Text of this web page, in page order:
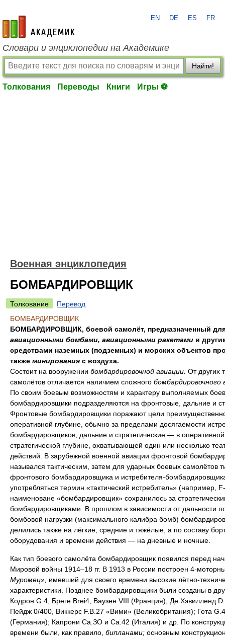
academic.ru
EN DE ES FR
Словари и энциклопедии на Академике
Найти!
Толкования Переводы Книги Игры ⚽
Военная энциклопедия
БОМБАРДИРОВЩИК
Толкование
Перевод
БОМБАРДИРОВЩИК
БОМБАРДИРОВЩИК, боевой самолёт, предназначенный
авиационными бомбами, авиационными ракетами и
средствами наземных (подземных) и морских объектов
также минирования с воздуха.
Состоит на вооружении бомбардировочной авиации. От других
самолётов отличается наличием сложного бомбардировочного
По своим боевым возможностям и характеру выполняемых
бомбардировщики подразделяются на фронтовые, дальние и
Фронтовые бомбардировщики поражают цели
оперативной глубине, обычно за пределами досягаемости
бомбардировщиков, дальние и стратегические — в
стратегической глубине, охватывающей один или несколько
действий. В зарубежной военной авиации фронтовой
назывался тактическим, затем для ударных боевых самолётов
фронтового бомбардировщика и истребителя-
употребляться термин «тактический истребитель» (например,
наименоване «бомбардировщик» сохранилось за
бомбардировщиками. В прошлом в зависимости от дальности
бомбовой нагрузки (максимального калибра бомб)
делились также на лёгкие, средние и тяжёлые, а по составу
оборудования и времени действия — на дневные и ночные.
Как тип боевого самолёта бомбардировщик появился перед
Мировой войны 1914–18 гг. В 1913 в России построен 4-
Муромец», имевший для своего времени высокие лётно-
характеристики. Позднее бомбардировщики были созданы в
Кодрон G.4, Бреге Brei4, Ваузен VIII (Франция); Де Хэвилленд
Пейдж 0/400, Виккерс F.B.27 «Вими» (Великобритания); Гота
(Германия); Капрони Са.ЗО и Са.42 (Италия) и др. По
времени были, как правило, бипланами; основным